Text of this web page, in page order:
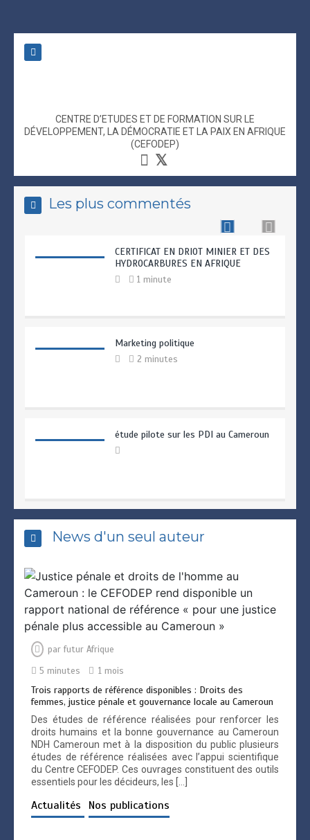
CENTRE D’ETUDES ET DE FORMATION SUR LE
DÉVELOPPEMENT, LA DÉMOCRATIE ET LA PAIX EN AFRIQUE
(CEFODEP)
Les plus commentés
Enquêtes et sondages d’opinion
2 minutes
CERTIFICAT EN DRIOT MINIER ET DES
HYDROCARBURES EN AFRIQUE
1 minute
Marketing politique
2 minutes
étude pilote sur les PDI au Cameroun
2 minutes
CERTIFICAT EN DRIOT MINIER ET DES
HYDROCARBURES EN AFRIQUE
Marketing politique
2 minutes
News d'un seul auteur
par futur Afrique
5 minutes
1 mois
Trois rapports de référence disponibles : Droits des
femmes, justice pénale et gouvernance locale au Cameroun
Des études de référence réalisées pour renforcer les
droits humains et la bonne gouvernance au Cameroun
NDH Cameroun met à la disposition du public plusieurs
études de référence réalisées avec l’appui scientifique
du Centre CEFODEP. Ces ouvrages constituent des outils
essentiels pour les décideurs, les […]
Actualités Nos publications